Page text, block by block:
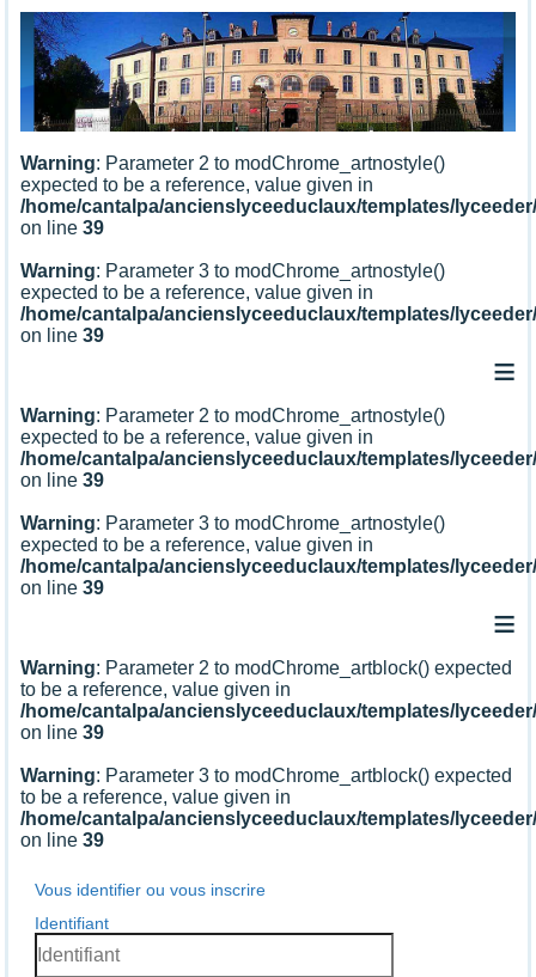
Warning: Parameter 2 to modChrome_artnostyle()
expected to be a reference, value given in
/home/cantalpa/ancienslyceeduclaux/templates/
on line39
Warning: Parameter 3 to modChrome_artnostyle()
expected to be a reference, value given in
/home/cantalpa/ancienslyceeduclaux/templates/
on line39
≡
Warning: Parameter 2 to modChrome_artnostyle()
expected to be a reference, value given in
/home/cantalpa/ancienslyceeduclaux/templates/
on line39
Warning: Parameter 3 to modChrome_artnostyle()
expected to be a reference, value given in
/home/cantalpa/ancienslyceeduclaux/templates/
on line39
≡
Warning: Parameter 2 to modChrome_artblock() expected
to be a reference, value given in
/home/cantalpa/ancienslyceeduclaux/templates/
on line39
Warning: Parameter 3 to modChrome_artblock() expected
to be a reference, value given in
/home/cantalpa/ancienslyceeduclaux/templates/
on line39
Vous identifier ou vous inscrire
Identifiant